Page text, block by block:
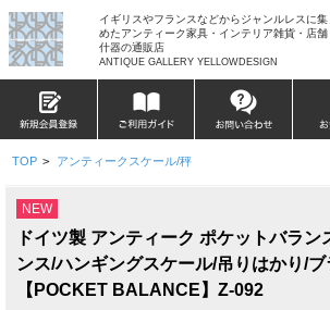
イギリスやフランスなどからジャンルレスに集
めたアンティーク家具・インテリア雑貨・店舗
什器の通販店
ANTIQUE GALLERY YELLOWDESIGN
TOP > アンティークスケール/秤
NEW
ドイツ製 アンティーク ポケットバラン
ンス/ハンギングスケール/吊りはかり/
【POCKET BALANCE】Z-092